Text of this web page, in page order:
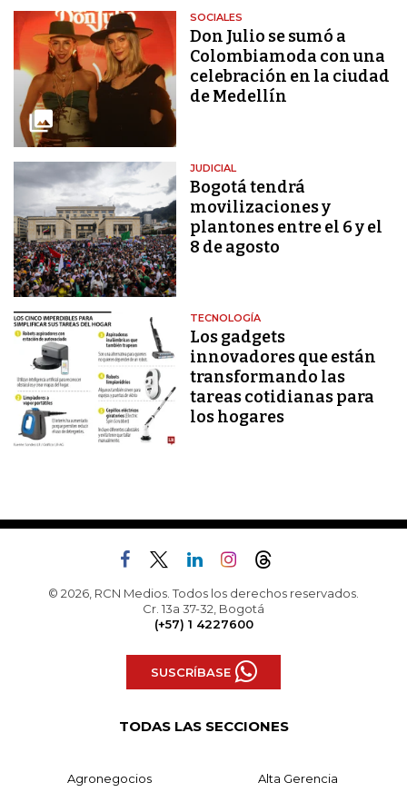
SOCIALES
Don Julio se sumó a
Colombiamoda con una
celebración en la ciudad
de Medellín
JUDICIAL
Bogotá tendrá
movilizaciones y
plantones entre el 6 y el
8 de agosto
TECNOLOGÍA
Los gadgets
innovadores que están
transformando las
tareas cotidianas para
los hogares
© 2026, RCN Medios. Todos los derechos reservados.
Cr. 13a 37-32, Bogotá
(+57) 1 4227600
SUSCRÍBASE
TODAS LAS SECCIONES
Agronegocios Alta Gerencia